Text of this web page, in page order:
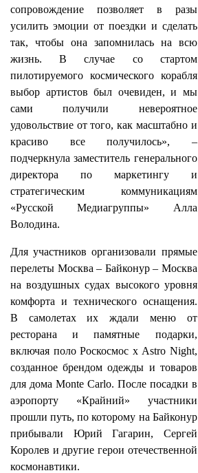
сопровождение позволяет в разы
усилить эмоции от поездки и сделать
так, чтобы она запомнилась на всю
жизнь. В случае со стартом
пилотируемого космического корабля
выбор артистов был очевиден, и мы
сами получили невероятное
удовольствие от того, как масштабно и
красиво все получилось», –
подчеркнула заместитель генерального
директора по маркетингу и
стратегическим коммуникациям
«Русской Медиагруппы» Алла
Володина.
Для участников организовали прямые
перелеты Москва – Байконур – Москва
на воздушных судах высокого уровня
комфорта и технического оснащения.
В самолетах их ждали меню от
ресторана и памятные подарки,
включая поло Роскосмос х Astro Night,
созданное брендом одежды и товаров
для дома Monte Carlo. После посадки в
аэропорту «Крайний» участники
прошли путь, по которому на Байконур
прибывали Юрий Гагарин, Сергей
Королев и другие герои отечественной
космонавтики.